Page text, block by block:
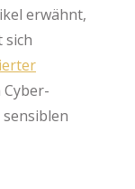
erwähnt,
sich
Cyber-